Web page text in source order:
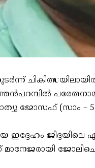
പരേതനായ
ജോസഫ് (സാം –
ഇദ്ദേഹം